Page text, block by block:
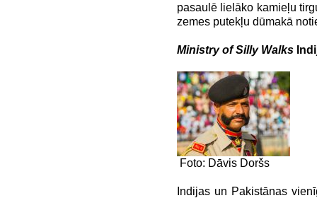
pasaulē lielāko kamieļu
zemes putekļu dūmakā
Ministry of Silly Walks
Foto: Dāvis Doršs
Indijas un Pakistānas